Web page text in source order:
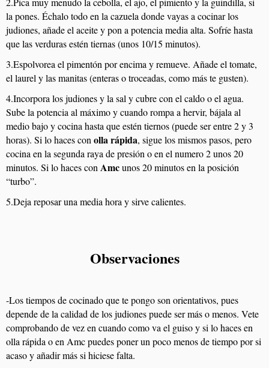
la pones. Échalo todo en la cazuela donde vayas a cocinar los
judiones, añade el aceite y pon a potencia media alta. Sofríe hasta
que las verduras estén tiernas (unos 10/15 minutos).
3.Espolvorea el pimentón por encima y remueve. Añade el tomate,
el laurel y las manitas (enteras o troceadas, como más te gusten).
4.Incorpora los judiones y la sal y cubre con el caldo o el agua.
Sube la potencia al máximo y cuando rompa a hervir, bájala al
medio bajo y cocina hasta que estén tiernos (puede ser entre 2 y 3
horas). Si lo haces con olla rápida, sigue los mismos pasos, pero
cocina en la segunda raya de presión o en el numero 2 unos 20
minutos. Si lo haces con Amcunos 20 minutos en la posición
“turbo”.
5.Deja reposar una media hora y sirve calientes.
Observaciones
-Los tiempos de cocinado que te pongo son orientativos, pues
depende de la calidad de los judiones puede ser más o menos. Vete
comprobando de vez en cuando como va el guiso y si lo haces en
olla rápida o en Amc puedes poner un poco menos de tiempo por si
acaso y añadir más si hiciese falta.